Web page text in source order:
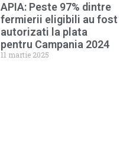
APIA: Peste 97% dintre
fermierii eligibili au fost
autorizati la plata
pentru Campania 2024
11 martie 2025